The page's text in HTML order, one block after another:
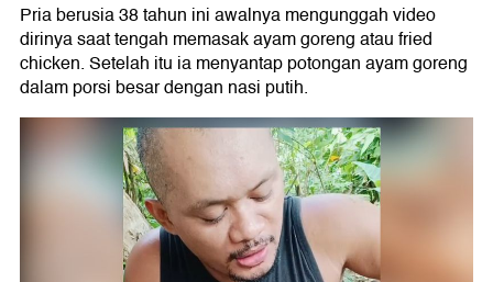
Pria berusia 38 tahun ini awalnya mengunggah video
dirinya saat tengah memasak ayam goreng atau fried
chicken. Setelah itu ia menyantap potongan ayam goreng
dalam porsi besar dengan nasi putih.